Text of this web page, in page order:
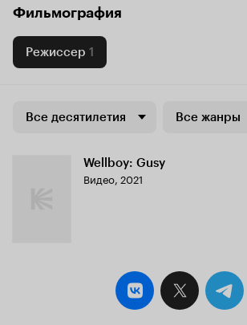
Фильмография
Режиссер 1
Все десятилетия Все жанры
Wellboy: Gusy
Видео, 2021